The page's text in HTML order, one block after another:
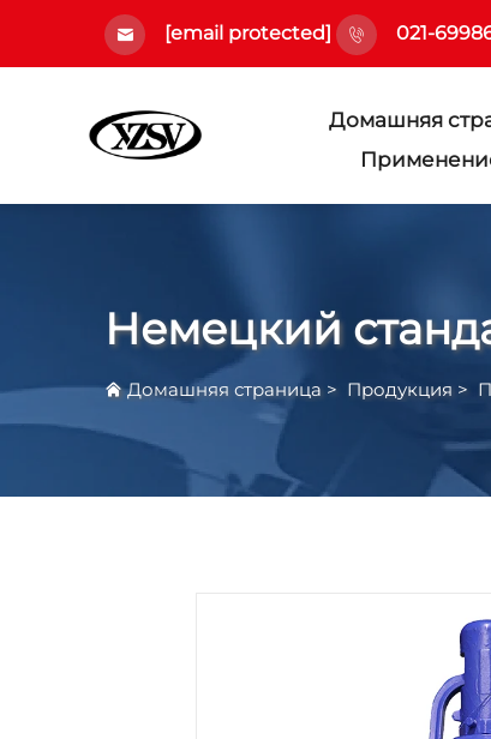
[email protected] 021-
Домашняя
Немецкий
Домашняя страница > Продукция >